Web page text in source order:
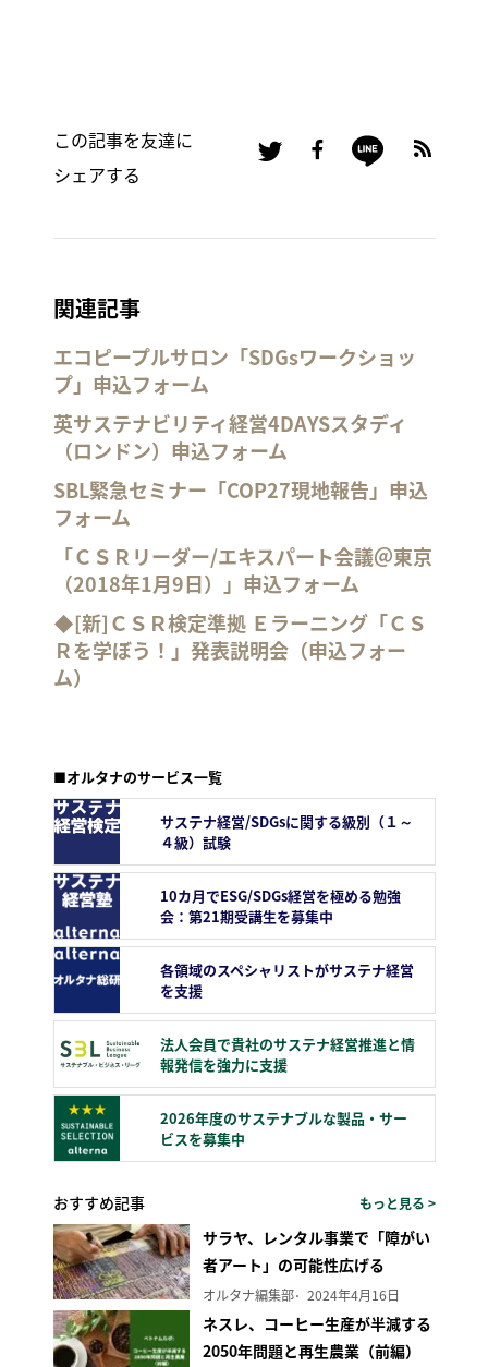
この記事を友達に
シェアする
関連記事
エコピープルサロン「SDGsワークショッ
プ」申込フォーム
英サステナビリティ経営4DAYSスタディ
（ロンドン）申込フォーム
SBL緊急セミナー「COP27現地報告」申込
フォーム
「ＣＳＲリーダー/エキスパート会議＠東京
（2018年1月9日）」申込フォーム
◆[新]ＣＳＲ検定準拠 Ｅラーニング「ＣＳ
Ｒを学ぼう！」発表説明会（申込フォー
ム）
■オルタナのサービス一覧
サステナ経営/SDGsに関する級別（１～
４級）試験
10カ月でESG/SDGs経営を極める勉強
会：第21期受講生を募集中
各領域のスペシャリストがサステナ経営
を支援
法人会員で貴社のサステナ経営推進と情
報発信を強力に支援
2026年度のサステナブルな製品・サー
ビスを募集中
おすすめ記事 もっと見る >
サラヤ、レンタル事業で「障がい
者アート」の可能性広げる
オルタナ編集部 2024年4月16日
ネスレ、コーヒー生産が半減する
2050年問題と再生農業（前編）